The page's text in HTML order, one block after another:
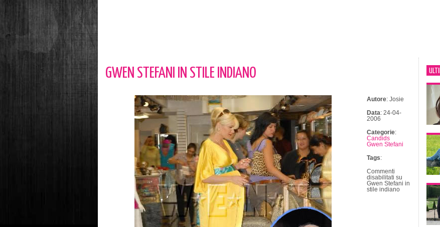
GWEN STEFANI IN STILE INDIANO
Autore: Josie
Data: 24-04-
2006
Categorie:
Candids
Gwen Stefani
Tags:
Commenti
disabilitati su
Gwen Stefani in
stile indiano